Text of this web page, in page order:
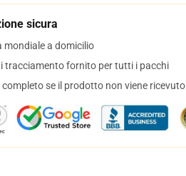
sicura
mondiale a domicilio
tracciamento fornito per tutti i pacchi
completo se il prodotto non viene ricevuto